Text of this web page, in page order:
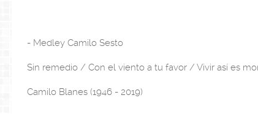
- Medley Camilo Sesto
Sin remedio / Con el viento a tu favor / Vivir así es
Camilo Blanes (1946 - 2019)